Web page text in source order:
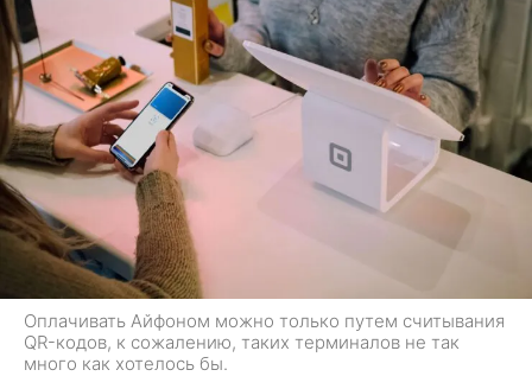
Оплачивать Айфоном можно только путем считывания
QR-кодов, к сожалению, таких терминалов не так
много как хотелось бы.